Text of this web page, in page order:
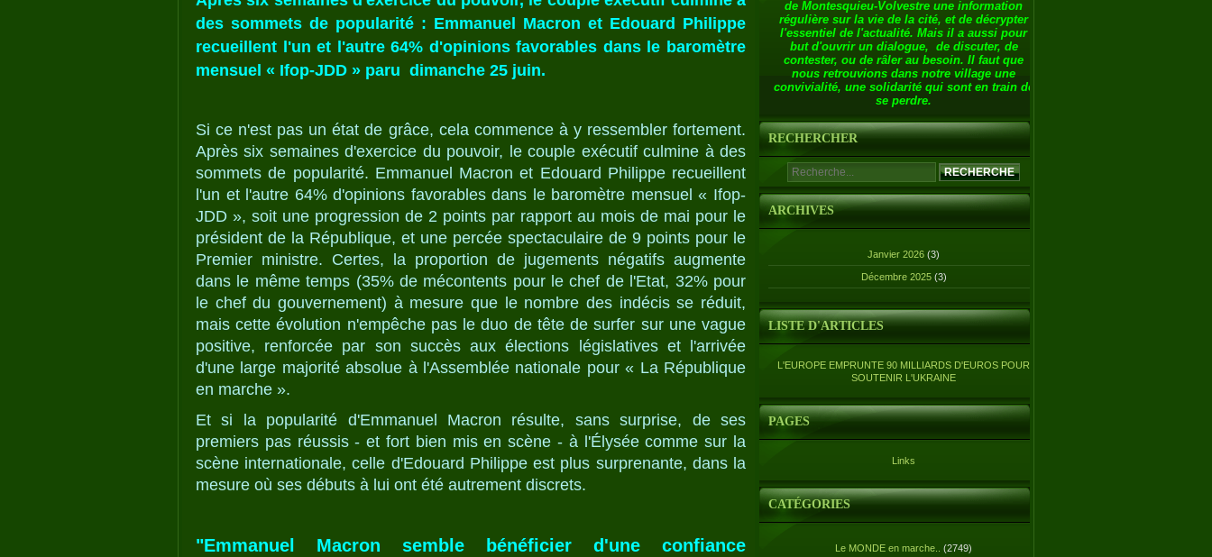
des sommets de popularité : Emmanuel Macron et Edouard Philippe
recueillent l'un et l'autre 64% d'opinions favorables dans le baromètre
mensuel « Ifop-JDD » paru dimanche 25 juin.
Si ce n'est pas un état de grâce, cela commence à y ressembler fortement.
Après six semaines d'exercice du pouvoir, le couple exécutif culmine à des
sommets de popularité. Emmanuel Macron et Edouard Philippe recueillent
l'un et l'autre 64% d'opinions favorables dans le baromètre mensuel « Ifop-
JDD », soit une progression de 2 points par rapport au mois de mai pour le
président de la République, et une percée spectaculaire de 9 points pour le
Premier ministre. Certes, la proportion de jugements négatifs augmente
dans le même temps (35% de mécontents pour le chef de l'Etat, 32% pour
le chef du gouvernement) à mesure que le nombre des indécis se réduit,
mais cette évolution n'empêche pas le duo de tête de surfer sur une vague
positive, renforcée par son succès aux élections législatives et l'arrivée
d'une large majorité absolue à l'Assemblée nationale pour « La République
en marche ».
Et si la popularité d'Emmanuel Macron résulte, sans surprise, de ses
premiers pas réussis - et fort bien mis en scène - à l'Élysée comme sur la
scène internationale, celle d'Edouard Philippe est plus surprenante, dans la
mesure où ses débuts à lui ont été autrement discrets.
"Emmanuel Macron semble bénéficier d'une confiance
de Montesquieu-Volvestre une information
régulière sur la vie de la cité, et de décrypter
l'essentiel de l'actualité. Mais il a aussi pour
but d'ouvrir un dialogue, de discuter, de
contester, ou de râler au besoin. Il faut que
nous retrouvions dans notre village une
convivialité, une solidarité qui sont en train de
se perdre.
RECHERCHER
ARCHIVES
Janvier 2026 (3)
Décembre 2025 (3)
LISTE D'ARTICLES
L'EUROPE EMPRUNTE 90 MILLIARDS D'EUROS POUR
SOUTENIR L'UKRAINE
PAGES
Links
CATÉGORIES
Le MONDE en marche.. (2749)